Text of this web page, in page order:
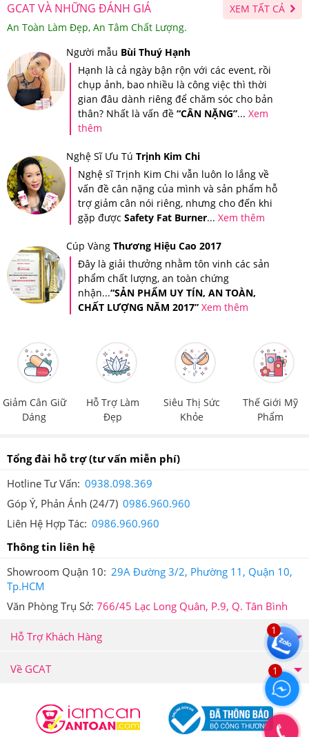
Ai đã sử dụngViên Uống Dành Cho Cơ Địa Khó Giảm
Cân Max Diet Genie
-Dành cho những ai đang thừa cân, béo phì có nhu cầu
-Những ai bị tình trạng lờn thuốc giảm cân hay thể trạng
khó xuống cân
Max Diet Genie giảm cholesterol trong máu giảm đáng
kể, giảm bệnh gan nhiễm mỡ
4.Viên Uống Dành Cho Cơ Địa Khó Giảm Cân
Max Diet GenieNên Dùng Như Thế Nào Để
Hiệu Quả?
Cách sử dụng:Ngày 2 viên, uống 1 lần vào trước bữa
sáng 30 phút
Sản phẩm không phải là thuốc và không có tác dụng
thay thế thuốc.
GCAT VÀ NHỮNG ĐÁNH GIÁ
An Toàn Làm Đẹp, An Tâm Chất Lượng.
XEM TẤT CẢ
Người mẫu Bùi Thuý Hạnh
Hạnh là cả ngày bận rộn với các event, rồi
chụp ảnh, bao nhiều là công việc thì thời
gian đâu dành riêng để chăm sóc cho bản
thân? Nhất là vấn đề “CÂN NẶNG”... Xem
thêm
Nghệ Sĩ Ưu Tú Trịnh Kim Chi
Nghệ sĩ Trịnh Kim Chi vẫn luôn lo lắng về
vấn đề cân nặng của mình và sản phẩm hỗ
trợ giảm cân nói riêng, nhưng cho đến khi
gặp được Safety Fat Burner... Xem thêm
Cúp Vàng Thương Hiệu Cao 2017
Đây là giải thưởng nhằm tôn vinh các sản
phẩm chất lượng, an toàn chứng
nhận...“SẢN PHẨM UY TÍN, AN TOÀN,
CHẤT LƯỢNG NĂM 2017” Xem thêm
Giảm Cân Giữ
Dáng
Hỗ Trợ Làm
Đẹp
Siêu Thị Sức
Khỏe
Thế Giới Mỹ
Phẩm
Tổng đài hỗ trợ(tư vấn miễn phí)
Hotline Tư Vấn: 0938.098.369
Góp Ý, Phản Ánh (24/7) 0986.960.960
Liên Hệ Hợp Tác: 0986.960.960
Thông tin liên hệ
Showroom Quận 10: 29A Đường 3/2, Phường 11, Quận 10,
Tp.HCM
Văn Phòng Trụ Sở: 766/45 Lạc Long Quân, P.9, Q. Tân Bình
Hỗ Trợ Khách Hàng
Về GCAT 1
1